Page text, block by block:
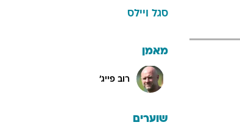
דעות ופרשנויות
סגל ויילס
מאמן
רוב פייג'
שוערים